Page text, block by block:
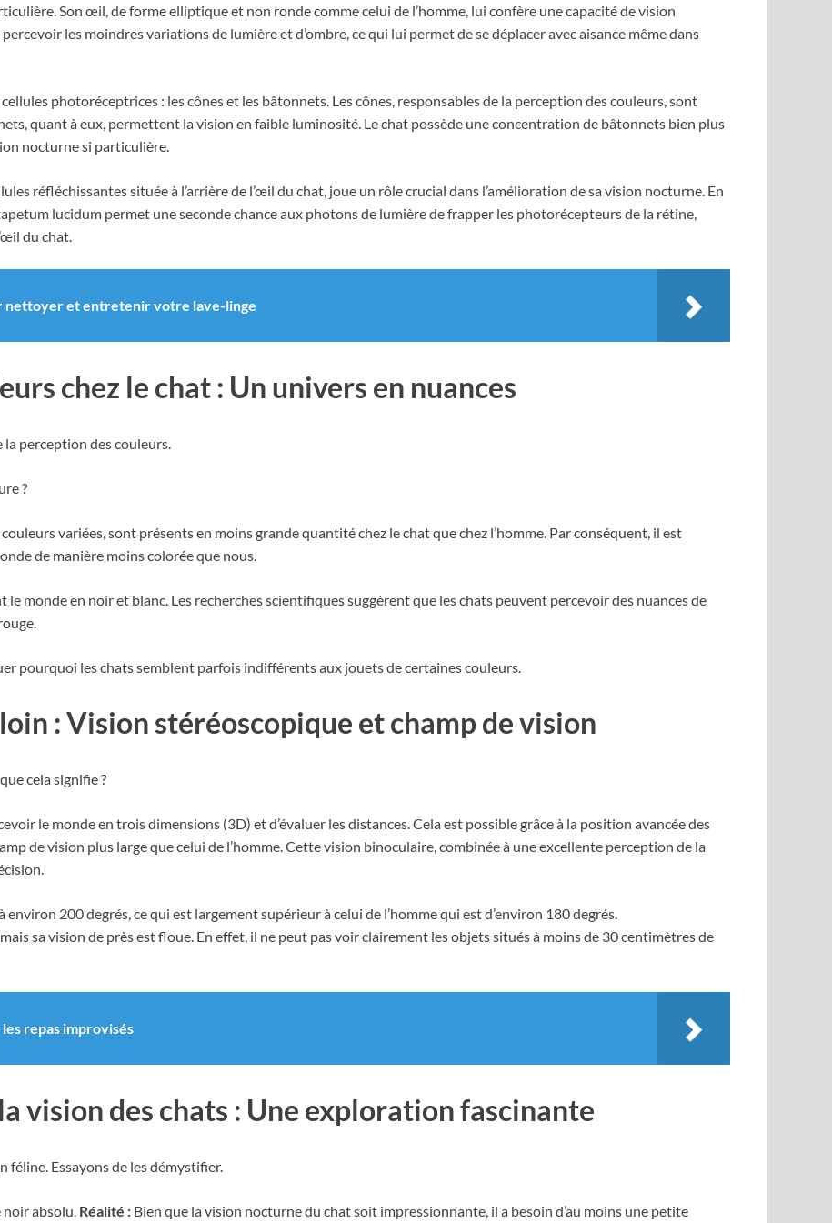
Son œil, de forme elliptique et non ronde comme celui de l’homme, lui confère une capacité de vision
les moindres variations de lumière et d’ombre, ce qui lui permet de se déplacer avec aisance même dans
photoréceptrices : les cônes et les bâtonnets. Les cônes, responsables de la perception des couleurs, sont
quant à eux, permettent la vision en faible luminosité. Le chat possède une concentration de bâtonnets bien plus
nocturne si particulière.
réfléchissantes située à l’arrière de l’œil du chat, joue un rôle crucial dans l’amélioration de sa vision nocturne. En
lucidum permet une seconde chance aux photons de lumière de frapper les photorécepteurs de la rétine,
du chat.
nettoyer et entretenir votre lave-linge
chez le chat : Un univers en nuances
perception des couleurs.
?
variées, sont présents en moins grande quantité chez le chat que chez l’homme. Par conséquent, il est
de manière moins colorée que nous.
le monde en noir et blanc. Les recherches scientifiques suggèrent que les chats peuvent percevoir des nuances de
pourquoi les chats semblent parfois indifférents aux jouets de certaines couleurs.
: Vision stéréoscopique et champ de vision
cela signifie ?
le monde en trois dimensions (3D) et d’évaluer les distances. Cela est possible grâce à la position avancée des
de vision plus large que celui de l’homme. Cette vision binoculaire, combinée à une excellente perception de la
environ 200 degrés, ce qui est largement supérieur à celui de l’homme qui est d’environ 180 degrés.
sa vision de près est floue. En effet, il ne peut pas voir clairement les objets situés à moins de 30 centimètres de
repas improvisés
vision des chats : Une exploration fascinante
Essayons de les démystifier.
absolu. Réalité : Bien que la vision nocturne du chat soit impressionnante, il a besoin d’au moins une petite